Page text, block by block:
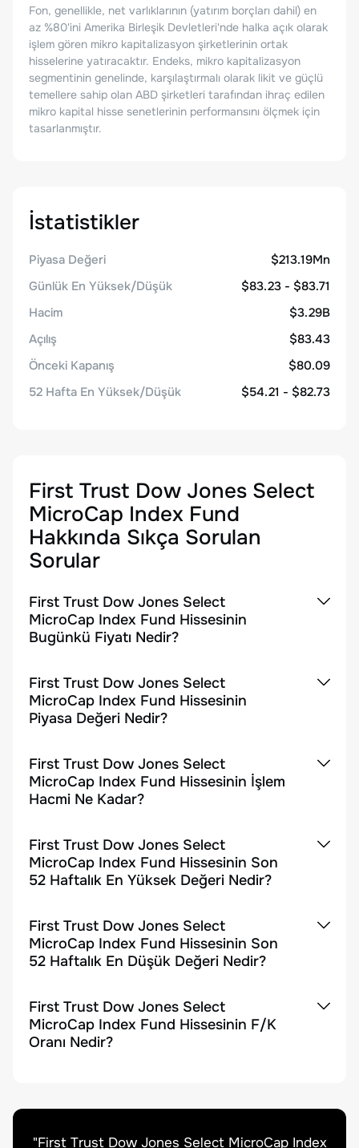
Fon, genellikle, net varlıklarının (yatırım borçları dahil) en
az %80'ini Amerika Birleşik Devletleri'nde halka açık olarak
işlem gören mikro kapitalizasyon şirketlerinin ortak
hisselerine yatıracaktır. Endeks, mikro kapitalizasyon
segmentinin genelinde, karşılaştırmalı olarak likit ve güçlü
temellere sahip olan ABD şirketleri tarafından ihraç edilen
mikro kapital hisse senetlerinin performansını ölçmek için
tasarlanmıştır.
İstatistikler
Piyasa Değeri
$213.19Mn
Günlük En Yüksek/Düşük
$83.23 - $83.71
Hacim
$3.29B
Açılış
$83.43
Önceki Kapanış
$80.09
52 Hafta En Yüksek/Düşük
$54.21 - $82.73
First Trust Dow Jones Select
MicroCap Index Fund
Hakkında Sıkça Sorulan
Sorular
First Trust Dow Jones Select
MicroCap Index Fund Hissesinin
Bugünkü Fiyatı Nedir?
First Trust Dow Jones Select
MicroCap Index Fund Hissesinin
Piyasa Değeri Nedir?
First Trust Dow Jones Select
MicroCap Index Fund Hissesinin İşlem
Hacmi Ne Kadar?
First Trust Dow Jones Select
MicroCap Index Fund Hissesinin Son
52 Haftalık En Yüksek Değeri Nedir?
First Trust Dow Jones Select
MicroCap Index Fund Hissesinin Son
52 Haftalık En Düşük Değeri Nedir?
First Trust Dow Jones Select
MicroCap Index Fund Hissesinin F/K
Oranı Nedir?
"First Trust Dow Jones Select MicroCap Index